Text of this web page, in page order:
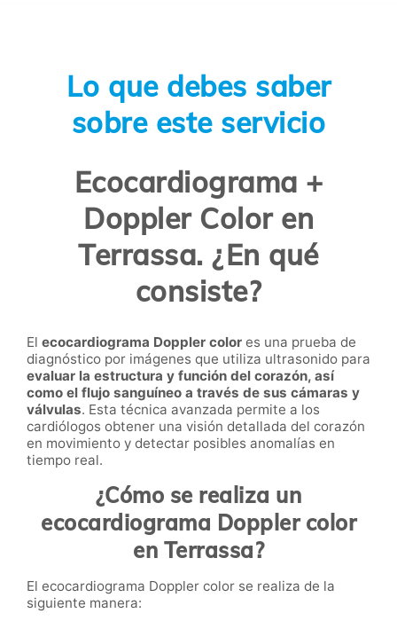
Lo que debes saber
sobre este servicio
Ecocardiograma +
Doppler Color en
Terrassa. ¿En qué
consiste?
El ecocardiograma Doppler color es una prueba de
diagnóstico por imágenes que utiliza ultrasonido para
evaluar la estructura y función del corazón, así
como el flujo sanguíneo a través de sus cámaras y
válvulas. Esta técnica avanzada permite a los
cardiólogos obtener una visión detallada del corazón
en movimiento y detectar posibles anomalías en
tiempo real.
¿Cómo se realiza un
ecocardiograma Doppler color
en Terrassa?
El ecocardiograma Doppler color se realiza de la
siguiente manera: